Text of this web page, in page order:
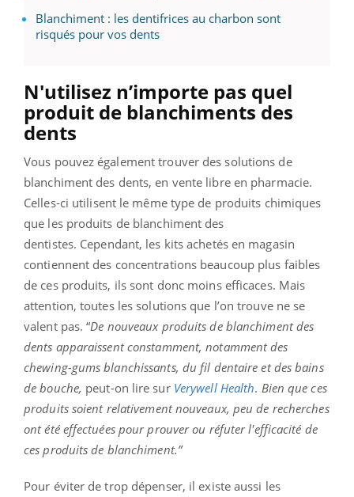
Blanchiment : les dentifrices au charbon sont
risqués pour vos dents
N'utilisez n’importe pas quel
produit de blanchiments des
dents
Vous pouvez également trouver des solutions de
blanchiment des dents, en vente libre en pharmacie.
Celles-ci utilisent le même type de produits chimiques
que les produits de blanchiment des
dentistes. Cependant, les kits achetés en magasin
contiennent des concentrations beaucoup plus faibles
de ces produits, ils sont donc moins efficaces. Mais
attention, toutes les solutions que l’on trouve ne se
valent pas. “De nouveaux produits de blanchiment des
dents apparaissent constamment, notamment des
chewing-gums blanchissants, du fil dentaire et des bains
de bouche, peut-on lire sur Verywell Health. Bien que ces
produits soient relativement nouveaux, peu de recherches
ont été effectuées pour prouver ou réfuter l'efficacité de
ces produits de blanchiment.”
Pour éviter de trop dépenser, il existe aussi les